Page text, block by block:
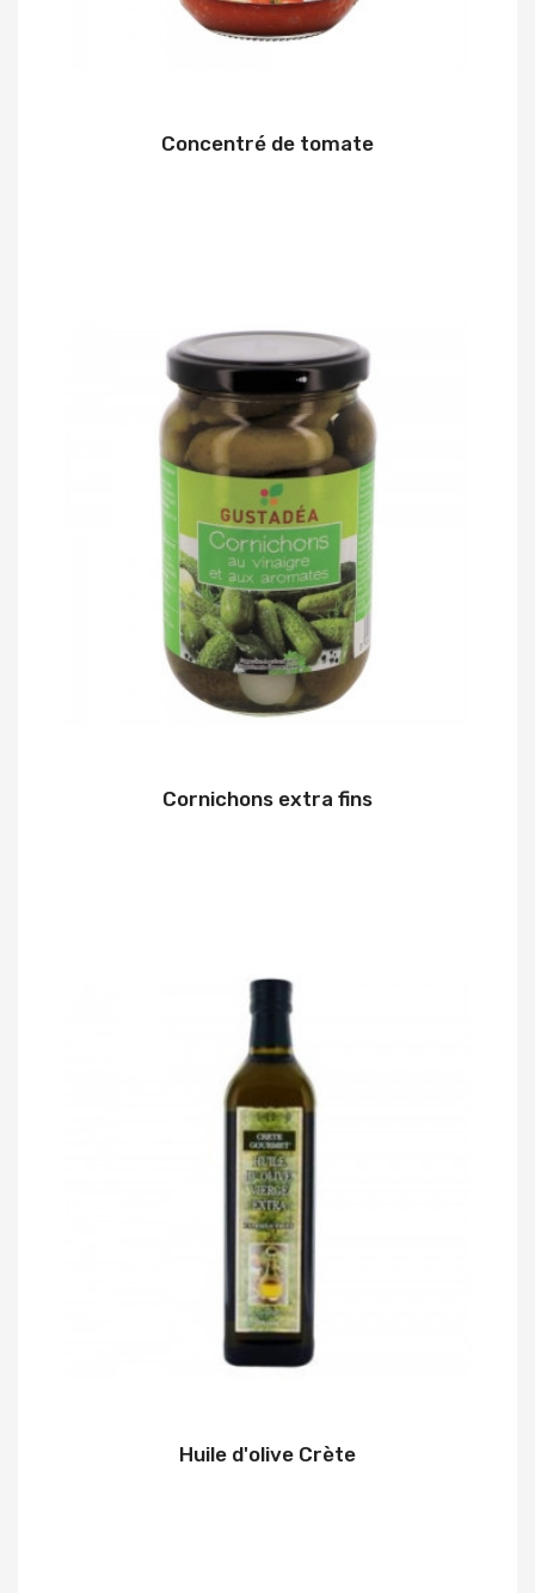
Concentré de tomate
Cornichons extra fins
Huile d'olive Crète